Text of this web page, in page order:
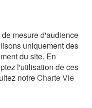
mesure d'audience
uniquement des
du site. En
l'utilisation de ces
notreCharte Vie